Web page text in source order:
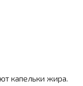
капельки жира.